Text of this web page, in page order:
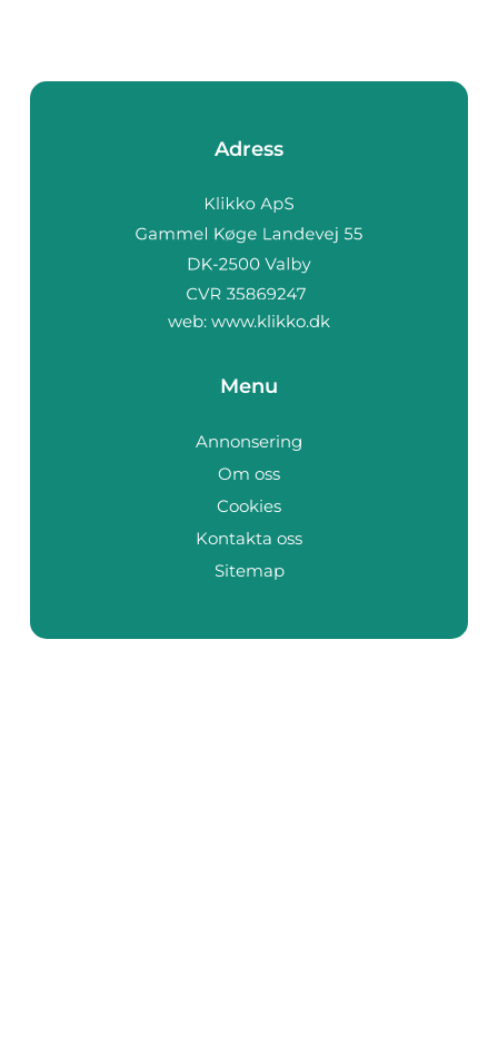
Adress
web: www.klikko.dk
Menu
Annonsering
Om oss
Cookies
Kontakta oss
Sitemap